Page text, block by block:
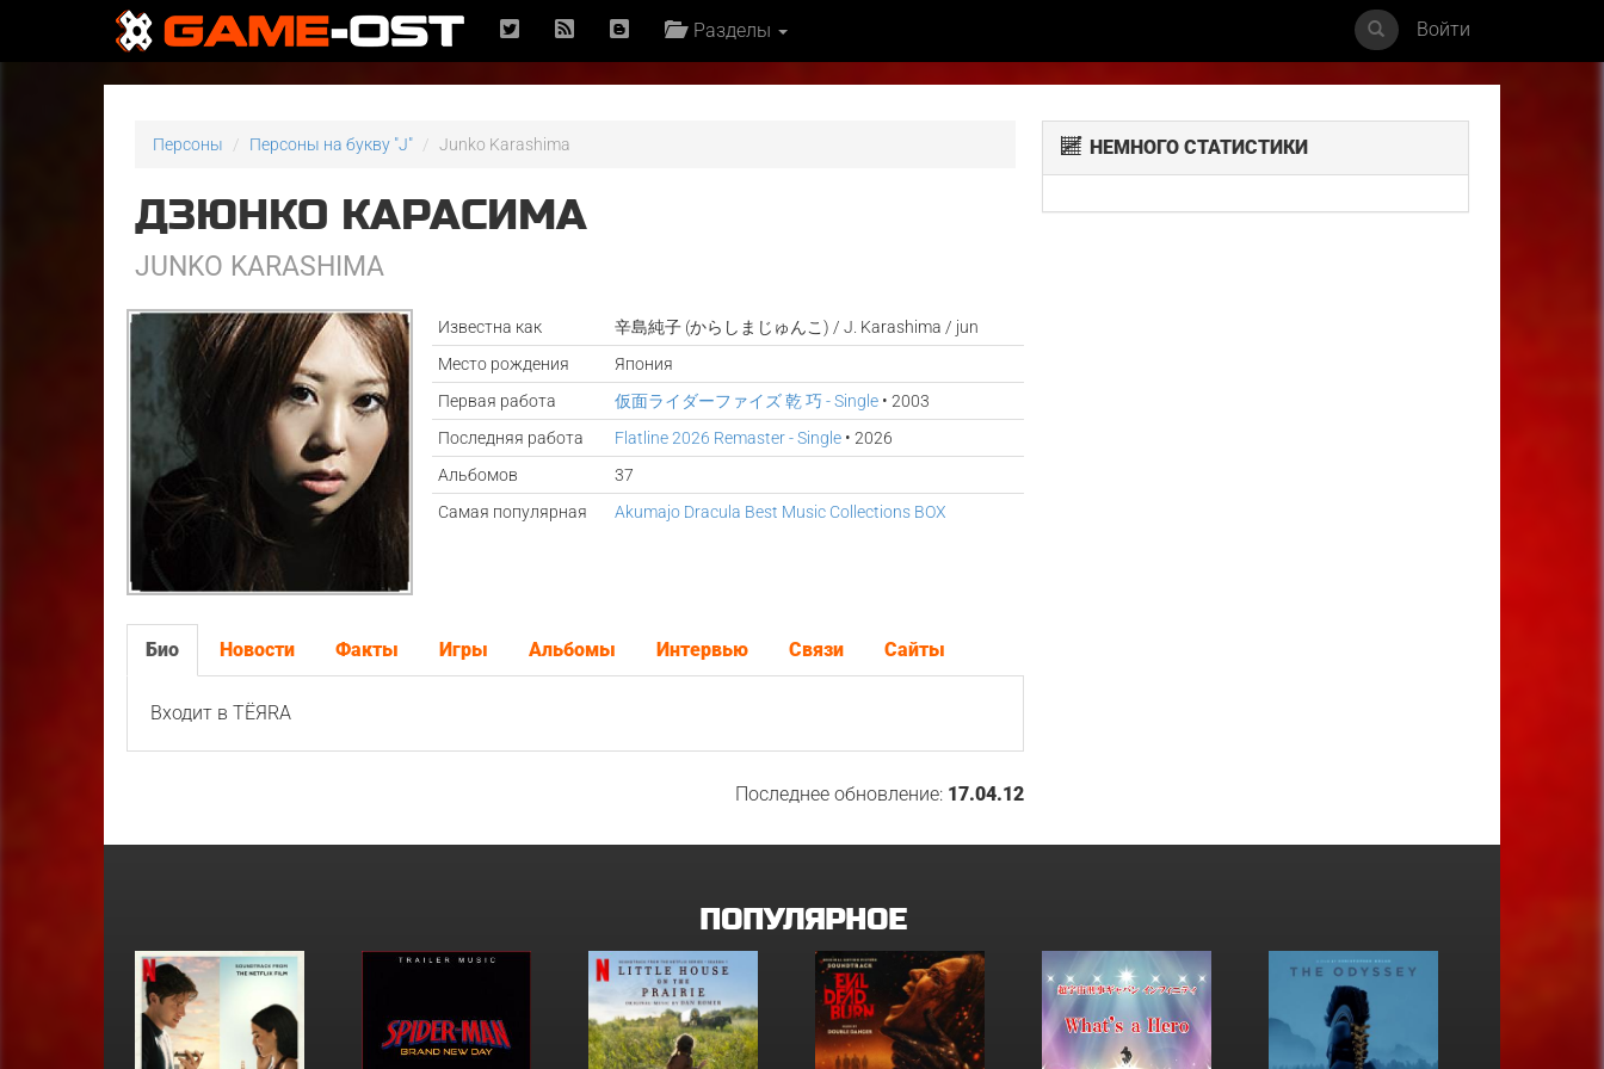
Разделы Войти
Персоны Персоны на букву "J" Junko Karashima
ДЗЮНКО КАРАСИМА
JUNKO KARASHIMA
Известна как
辛島純子 (からしまじゅんこ) / J. Karashima / jun
Место рождения
Япония
Первая работа
仮面ライダーファイズ 乾 巧 - Single• 2003
Последняя работа
Flatline 2026 Remaster - Single• 2026
Альбомов
37
Самая популярная
Akumajo Dracula Best Music Collections BOX
Био Новости Факты Игры Альбомы Интервью Связи Сайты
Входит в TËЯRA
Последнее обновление: 17.04.12
НЕМНОГО СТАТИСТИКИ
ПОПУЛЯРНОЕ